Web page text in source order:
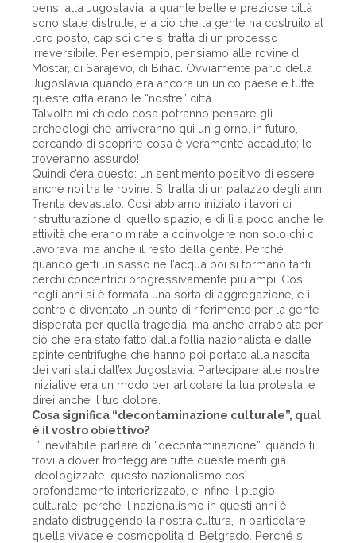
pensi alla Jugoslavia, a quante belle e preziose città
sono state distrutte, e a ciò che la gente ha costruito al
loro posto, capisci che si tratta di un processo
irreversibile. Per esempio, pensiamo alle rovine di
Mostar, di Sarajevo, di Bihac. Ovviamente parlo della
Jugoslavia quando era ancora un unico paese e tutte
queste città erano le “nostre” città.
Talvolta mi chiedo cosa potranno pensare gli
archeologi che arriveranno qui un giorno, in futuro,
cercando di scoprire cosa è veramente accaduto: lo
troveranno assurdo!
Quindi c’era questo: un sentimento positivo di essere
anche noi tra le rovine. Si tratta di un palazzo degli anni
Trenta devastato. Così abbiamo iniziato i lavori di
ristrutturazione di quello spazio, e di lì a poco anche le
attività che erano mirate a coinvolgere non solo chi ci
lavorava, ma anche il resto della gente. Perché
quando getti un sasso nell’acqua poi si formano tanti
cerchi concentrici progressivamente più ampi. Così
negli anni si è formata una sorta di aggregazione, e il
centro è diventato un punto di riferimento per la gente
disperata per quella tragedia, ma anche arrabbiata per
ciò che era stato fatto dalla follia nazionalista e dalle
spinte centrifughe che hanno poi portato alla nascita
dei vari stati dall’ex Jugoslavia. Partecipare alle nostre
iniziative era un modo per articolare la tua protesta, e
direi anche il tuo dolore.
Cosa significa “decontaminazione culturale”, qual
è il vostro obiettivo?
E’ inevitabile parlare di “decontaminazione”, quando ti
trovi a dover fronteggiare tutte queste menti già
ideologizzate, questo nazionalismo così
profondamente interiorizzato, e infine il plagio
culturale, perché il nazionalismo in questi anni è
andato distruggendo la nostra cultura, in particolare
quella vivace e cosmopolita di Belgrado. Perché si